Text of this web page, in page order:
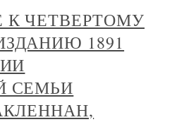
К ЧЕТВЕРТОМУ
1891
СЕМЬИ